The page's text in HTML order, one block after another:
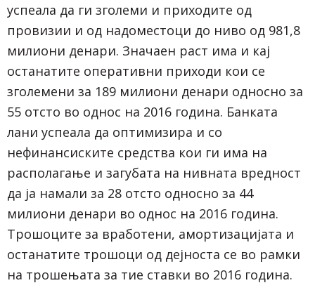
успеала да ги зголеми и приходите од
провизии и од надоместоци до ниво од 981,8
милиони денари. Значаен раст има и кај
останатите оперативни приходи кои се
зголемени за 189 милиони денари односно за
55 отсто во однос на 2016 година. Банката
лани успеала да оптимизира и со
нефинансиските средства кои ги има на
располагање и загубата на нивната вредност
да ја намали за 28 отсто односно за 44
милиони денари во однос на 2016 година.
Трошоците за вработени, амортизацијата и
останатите трошоци од дејноста се во рамки
на трошењата за тие ставки во 2016 година.